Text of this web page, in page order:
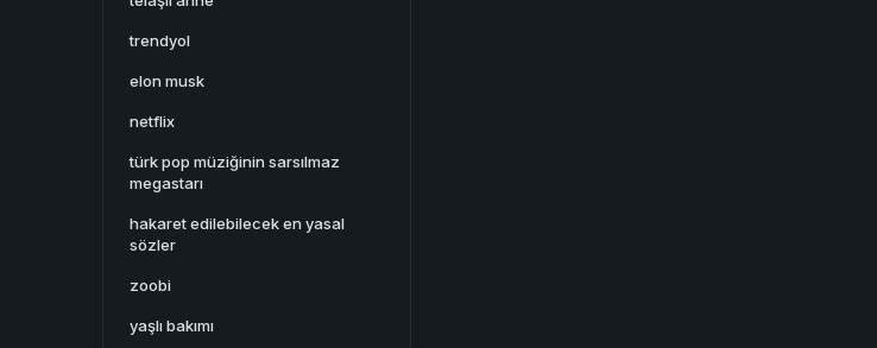
trendyol
elon musk
netflix
türk pop müziğinin sarsılmaz
megastarı
hakaret edilebilecek en yasal
sözler
zoobi
yaşlı bakımı